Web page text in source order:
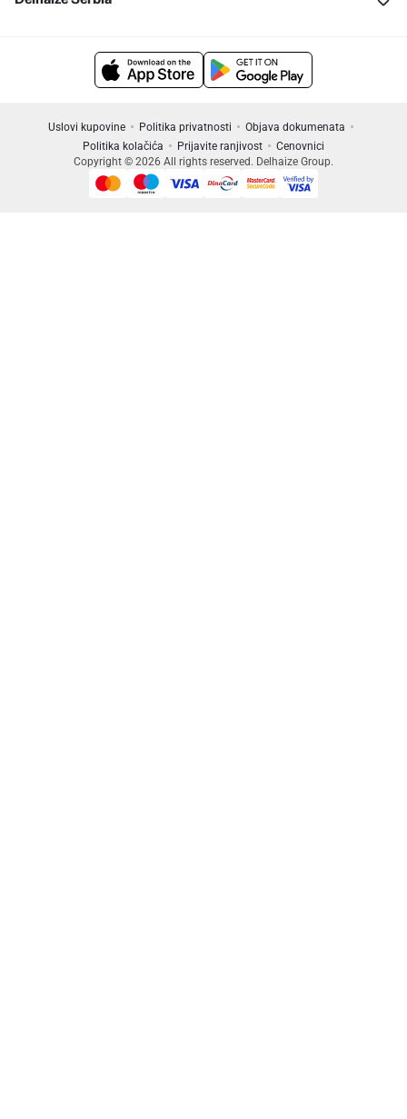
Uslovi kupovine Politika privatnosti
Objava dokumenata
Politika kolačića
Prijavite ranjivost
Cenovnici
Copyright © 2026 All rights reserved. Delhaize Group.